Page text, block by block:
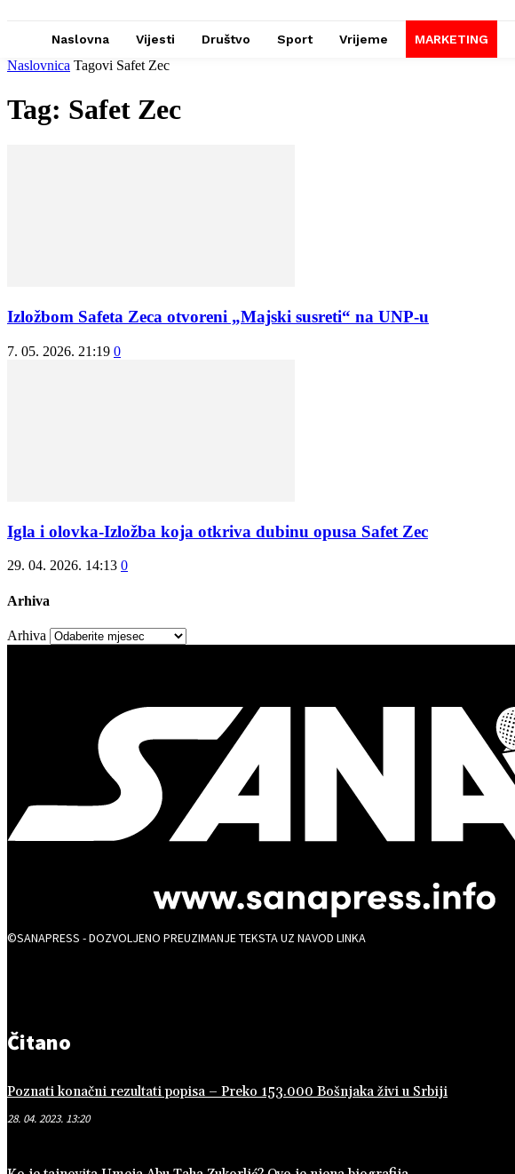
Naslovna Vijesti Društvo Sport Vrijeme MARKETING
Naslovnica Tagovi Safet Zec
Tag: Safet Zec
Izložbom Safeta Zeca otvoreni „Majski susreti“ na UNP-u
7. 05. 2026. 21:19 0
Igla i olovka-Izložba koja otkriva dubinu opusa Safet Zec
29. 04. 2026. 14:13 0
Arhiva
Arhiva
©SANAPRESS - DOZVOLJENO PREUZIMANJE TEKSTA UZ NAVOD LINKA
Čitano
Poznati konačni rezultati popisa – Preko 153.000 Bošnjaka živi u Srbiji
28. 04. 2023. 13:20